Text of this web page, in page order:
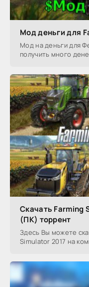
Мод деньги для
Мод на деньги для
получить много
Скачать Farming
(ПК) торрент
Здесь Вы можете
Simulator 2017 на